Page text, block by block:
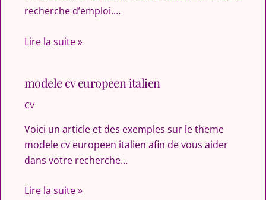
recherche d’emploi.…
Lire la suite »
modele cv europeen italien
CV
Voici un article et des exemples sur le theme
modele cv europeen italien afin de vous aider
dans votre recherche…
Lire la suite »